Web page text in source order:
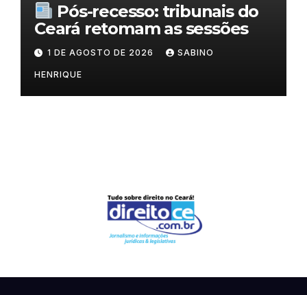
Pós-recesso: tribunais do
Ceará retomam as sessões
1 DE AGOSTO DE 2026 SABINO
HENRIQUE